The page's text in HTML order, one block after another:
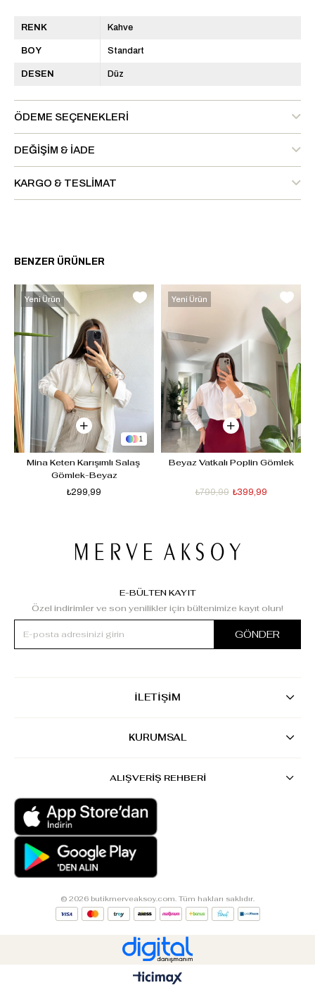
RENK Kahve
BOY Standart
DESEN Düz
ÖDEME SEÇENEKLERI
DEĞIŞIM & İADE
KARGO & TESLIMAT
BENZER ÜRÜNLER
1
Mina Keten Karışımlı Salaş
Gömlek-Beyaz
₺299,99
Yeni Ürün
Beyaz Vatkalı Poplin Gömlek
₺399,99
₺799,99
Yeni Ürün
E-BÜLTEN KAYIT
Özel indirimler ve son yenilikler için bültenimize kayıt olun!
GÖNDER
İLETİŞİM
KURUMSAL
ALIŞVERİŞ REHBERİ
© 2026 butikmerveaksoy.com. Tüm hakları saklıdır.